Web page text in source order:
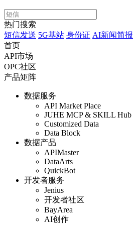
热门搜索
短信发送 5G基站 身份证 AI新闻简报
首页
API市场
OPC社区
产品矩阵
数据服务
API Market Place
JUHE MCP & SKILL Hub
Customized Data
Data Block
数据产品
APIMaster
DataArts
QuickBot
开发者服务
Jenius
开发者社区
BayArea
AI创作